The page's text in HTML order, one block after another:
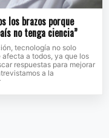
los brazos porque
no tenga ciencia”
tecnología no solo
a todos, ya que los
respuestas para mejorar
a la